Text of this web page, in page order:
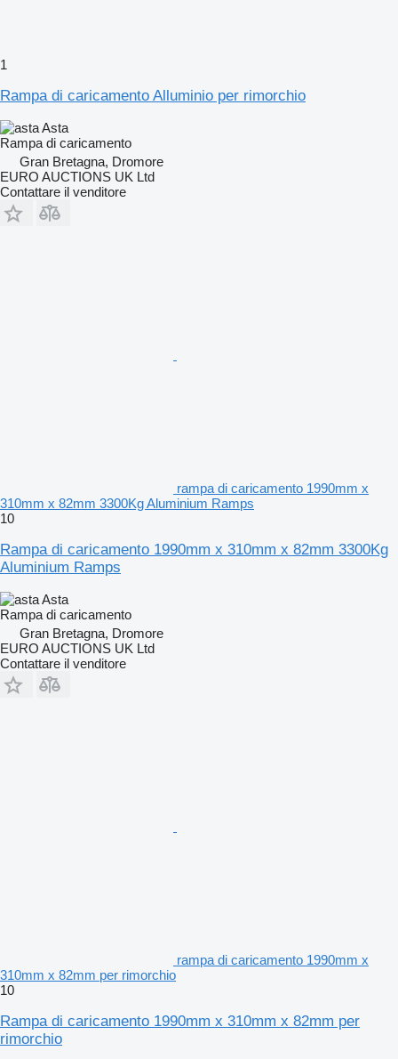
1
Rampa di caricamento Alluminio per rimorchio
Asta
Rampa di caricamento
Gran Bretagna, Dromore
EURO AUCTIONS UK Ltd
Contattare il venditore
rampa di caricamento 1990mm x
310mm x 82mm 3300Kg Aluminium Ramps
10
Rampa di caricamento 1990mm x 310mm x 82mm 3300Kg
Aluminium Ramps
Asta
Rampa di caricamento
Gran Bretagna, Dromore
EURO AUCTIONS UK Ltd
Contattare il venditore
rampa di caricamento 1990mm x
310mm x 82mm per rimorchio
10
Rampa di caricamento 1990mm x 310mm x 82mm per
rimorchio